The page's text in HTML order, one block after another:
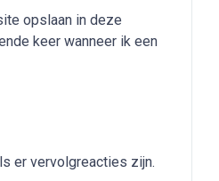
opslaan in deze
keer wanneer ik een
er vervolgreacties zijn.